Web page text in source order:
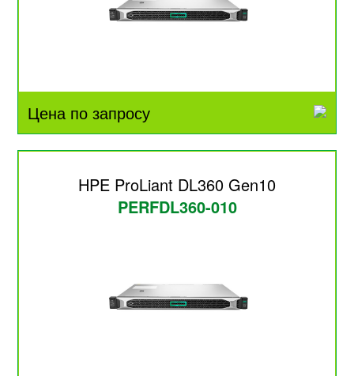
Цена по запросу
HPE ProLiant DL360 Gen10
PERFDL360-010